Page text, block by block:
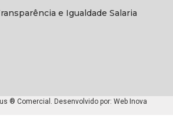
e Igualdade Salaria
® Comercial. Desenvolvido por: Web Inova